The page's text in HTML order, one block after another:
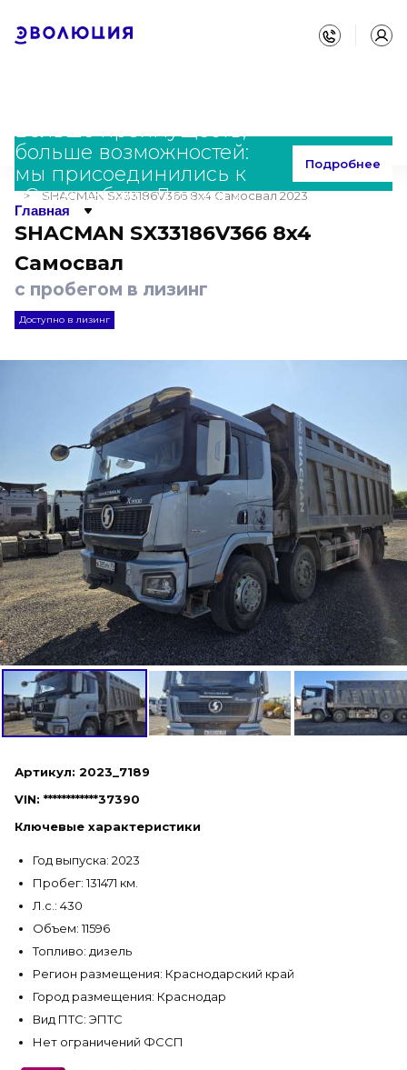
Больше преимуществ,
больше возможностей:
мы присоединились к
«Совкомбанк Лизинг»
Подробнее
Главная
Главная С пробегом
SHACMAN
SX33186V366 8x4 Самосвал
SHACMAN SX33186V366 8x4 Самосвал 2023
SHACMAN SX33186V366 8x4
Самосвал
с пробегом в лизинг
Доступно в лизинг
Артикул: 2023_7189
VIN: ************37390
Ключевые характеристики
Год выпуска: 2023
Пробег: 131471 км.
Л.с.: 430
Объем: 11596
Топливо: дизель
Регион размещения: Краснодарский край
Город размещения: Краснодар
Вид ПТС: ЭПТС
Нет ограничений ФССП